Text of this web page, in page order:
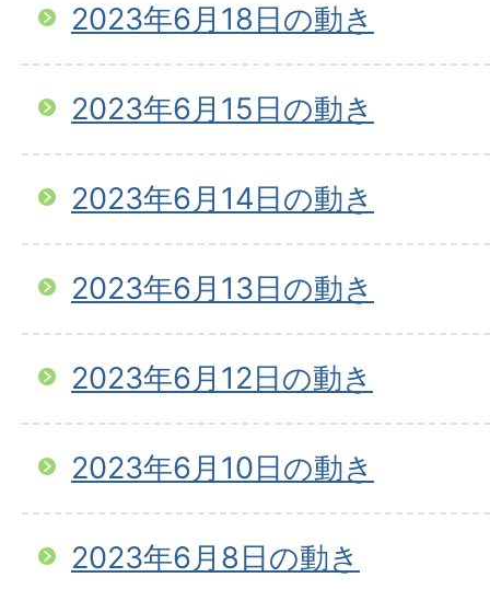
2023年6月18日の動き
2023年6月15日の動き
2023年6月14日の動き
2023年6月13日の動き
2023年6月12日の動き
2023年6月10日の動き
2023年6月8日の動き